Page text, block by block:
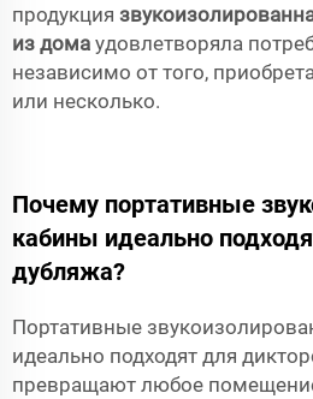
продукция
из дома удовлетворяла
независимо от того,
или несколько.
Почему портативные
кабины идеально
дубляжа?
Портативные
идеально подходят для
превращают любое